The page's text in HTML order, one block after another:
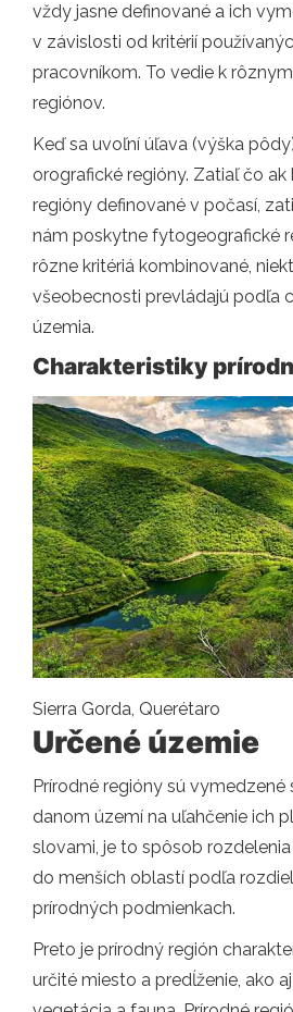
vždy jasne definované a ich
v závislosti od kritérií
pracovníkom. To vedie k
regiónov.
Keď sa uvoľní úľava (výška
orografické regióny. Zatiaľ čo
regióny definované v počasí,
nám poskytne fytogeografické
rôzne kritériá kombinované,
všeobecnosti prevládajú podľa
územia.
Charakteristiky
Sierra Gorda, Querétaro
Určené územie
Prírodné regióny sú vymedzené
danom území na uľahčenie ich
slovami, je to spôsob
do menších oblastí podľa
prírodných podmienkach.
Preto je prírodný región
určité miesto a predĺženie, ako